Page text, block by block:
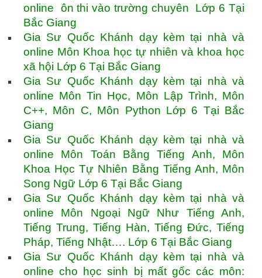
online ôn thi vào trường chuyên Lớp 6 Tại
Bắc Giang
Gia Sư Quốc Khánh dạy kèm tại nhà và
online Môn Khoa học tự nhiên và khoa học
xã hội Lớp 6 Tại Bắc Giang
Gia Sư Quốc Khánh dạy kèm tại nhà và
online Môn Tin Học, Môn Lập Trình, Môn
C++, Môn C, Môn Python Lớp 6 Tại Bắc
Giang
Gia Sư Quốc Khánh dạy kèm tại nhà và
online Môn Toán Bằng Tiếng Anh, Môn
Khoa Học Tự Nhiên Bằng Tiếng Anh, Môn
Song Ngữ Lớp 6 Tại Bắc Giang
Gia Sư Quốc Khánh dạy kèm tại nhà và
online Môn Ngoại Ngữ Như Tiếng Anh,
Tiếng Trung, Tiếng Hàn, Tiếng Đức, Tiếng
Pháp, Tiếng Nhật…. Lớp 6 Tại Bắc Giang
Gia Sư Quốc Khánh dạy kèm tại nhà và
online cho học sinh bị mất gốc các môn: